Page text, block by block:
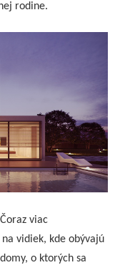
rodine.
viac
vidiek, kde obývajú
o ktorých sa